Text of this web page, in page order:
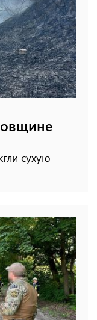
сухую